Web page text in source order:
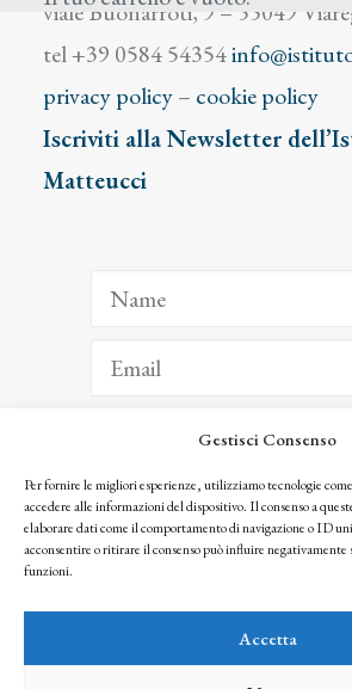
Gestisci Consenso
Per fornire le migliori esperienze, utilizziamo tecnologie
accedere alle informazioni del dispositivo. Il consenso a
elaborare dati come il comportamento di navigazione o ID
acconsentire o ritirare il consenso può influire negativamente
funzioni.
Accetta
viale Buonarroti, 9 – 55049
tel +39 0584 54354
privacy policy– cookie policy
Iscriviti alla Newsletter
Matteucci
ISCRIVITI
Facendo clic per iscriverti, riconosci che le tue
seguendo la nostra Privacy Policy
© 2025 Istituto Matteucci. All right reserved
l’autorizzazione scritta dei proprietari dei diritti e dell’Istituto